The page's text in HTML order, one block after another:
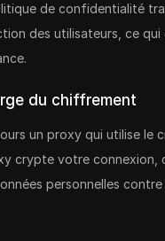
de confidentialité
des utilisateurs, ce qui
du chiffrement
un proxy qui utilise le
crypte votre connexion,
personnelles